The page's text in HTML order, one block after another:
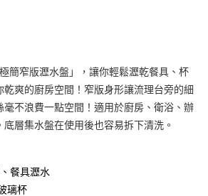
，「大哥付你分期」於每月結算日後寄送繳費提
，可選擇「超商條碼／台灣大直營門市／銀行轉
股份有限公司」（以下簡稱本公司）所提供，讓
務購買商品或服務，並由商店將買賣／分期付款
，依約使用本公司帳單繳交帳款。
址）提供予台灣大哥大進項蒐集、處理及利用，
帳單所需資料之確認、核對及更正。
閱以下連結：
簡窄版瀝水盤」，讓你輕鬆瀝乾餐具、杯
乾爽的廚房空間！窄版身形讓流理台旁的細
毫不浪費一點空間！適用於廚房、衛浴、辦
層集水盤在使用後也容易拆下清洗。
餐具瀝水
璃杯